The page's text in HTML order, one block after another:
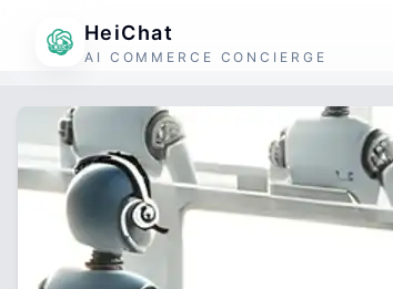
HeiChat
AI COMMERCE CONCIERGE